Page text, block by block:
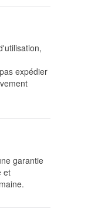
expédier
garantie
et